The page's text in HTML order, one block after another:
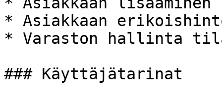
* Asiakkaan
* Varaston hallinta
### Käyttäjätarinat